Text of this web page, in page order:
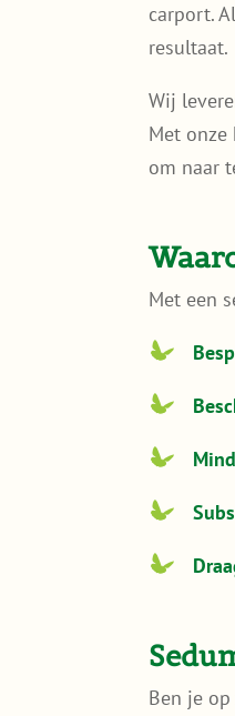
carport.
resultaat.
Wij
Met
om naar
Met een
Ben je